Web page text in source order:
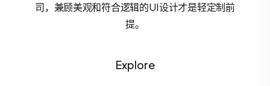
司，兼顾美观和符合逻辑的UI设计才是轻定制前
提。
Explore